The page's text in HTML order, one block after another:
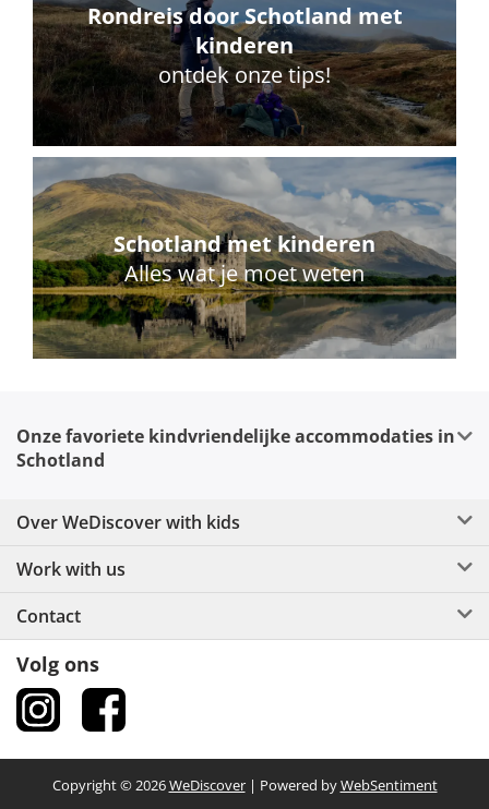
Rondreis door Schotland met
kinderen
ontdek onze tips!
Schotland met kinderen
Alles wat je moet weten
Onze favoriete kindvriendelijke accommodaties in
Schotland
Over WeDiscover with kids
Work with us
Contact
Volg ons
Copyright © 2026WeDiscover| Powered byWebSentiment